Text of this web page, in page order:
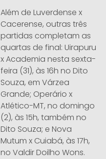
Além de Luverdense x
Cacerense, outras três
partidas completam as
quartas de final: Uirapuru
x Academia nesta sexta-
feira (31), às 16h no Dito
Souza, em Várzea
Grande; Operário x
Atlético-MT, no domingo
(2), às 15h, também no
Dito Souza; e Nova
Mutum x Cuiabá, às 17h,
no Valdir Doilho Wons.